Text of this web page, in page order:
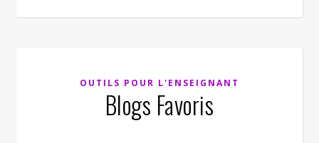
OUTILS POUR L'ENSEIGNANT
Blogs Favoris